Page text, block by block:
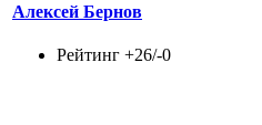
Алексей Бернов
Рейтинг +26/-0